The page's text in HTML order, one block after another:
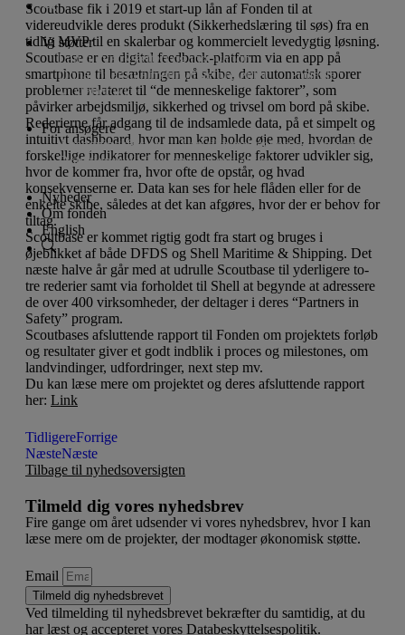
Vi støtter
Lån til iværksætteri og innovation
Donationer til almennyttige projekter
Projekter
Vi støtter ikke
For ansøgere
Ansøgningsfrister
Lån til iværksætteri og innovation
Donationer til almennyttige projekter
Nyheder
Om fonden
English
Scoutbase fik i 2019 et start-up lån af Fonden til at
videreudvikle deres produkt (Sikkerhedslæring til søs) fra en
tidlig MVP til en skalerbar og kommercielt levedygtig løsning.
Scoutbase er en digital feedback-platform via en app på
smartphone til besætningen på skibe, der automatisk sporer
problemer relateret til “de menneskelige faktorer”, som
påvirker arbejdsmiljø, sikkerhed og trivsel om bord på skibe.
Rederierne får adgang til de indsamlede data, på et simpelt og
intuitivt dashboard, hvor man kan holde øje med, hvordan de
forskellige indikatorer for menneskelige faktorer udvikler sig,
hvor de kommer fra, hvor ofte de opstår, og hvad
konsekvenserne er. Data kan ses for hele flåden eller for de
enkelte skibe, således at det kan afgøres, hvor der er behov for
tiltag.
Scoutbase er kommet rigtig godt fra start og bruges i
øjeblikket af både DFDS og Shell Maritime & Shipping. Det
næste halve år går med at udrulle Scoutbase til yderligere to-
tre rederier samt via forholdet til Shell at begynde at adressere
de over 400 virksomheder, der deltager i deres “Partners in
Safety” program.
Scoutbases afsluttende rapport til Fonden om projektets forløb
og resultater giver et godt indblik i proces og milestones, om
landvindinger, udfordringer, next step mv.
Du kan læse mere om projektet og deres afsluttende rapport
her: Link
TidligereForrige
NæsteNæste
Tilbage til nyhedsoversigten
Tilmeld dig vores nyhedsbrev
Fire gange om året udsender vi vores nyhedsbrev, hvor I kan
læse mere om de projekter, der modtager økonomisk støtte.
Email
Tilmeld dig nyhedsbrevet
Ved tilmelding til nyhedsbrevet bekræfter du samtidig, at du
har læst og accepteret vores Databeskyttelsespolitik.